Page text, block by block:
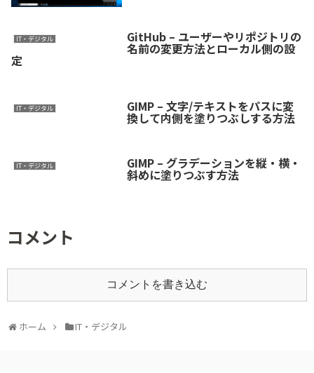
IT・デジタル GitHub – ユーザーやリポジトリの
名前の変更方法とローカル側の設
定
IT・デジタル GIMP – 文字/テキストをパスに変
換して内側を塗りつぶしする方法
IT・デジタル GIMP – グラデーションを縦・横・
斜めに塗りつぶす方法
コメント
コメントを書き込む
ホーム IT・デジタル